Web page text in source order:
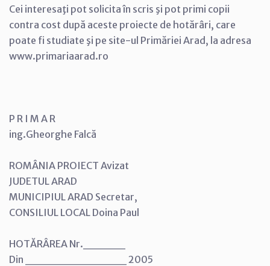
Cei interesaţi pot solicita în scris şi pot primi copii
contra cost după aceste proiecte de hotărâri, care
poate fi studiate şi pe site-ul Primăriei Arad, la adresa
www.primariaarad.ro
P R I M A R
ing.Gheorghe Falcă
ROMÂNIA PROIECT Avizat
JUDETUL ARAD
MUNICIPIUL ARAD Secretar,
CONSILIUL LOCAL Doina Paul
HOTĂRÂREA Nr._____
Din ____________ 2005